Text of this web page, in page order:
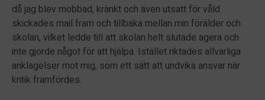
då jag blev mobbad, kränkt och även utsatt för våld
skickades mail fram och tillbaka mellan min förälder och
skolan, vilket ledde till att skolan helt slutade agera och
inte gjorde något för att hjälpa. Istället riktades allvarliga
anklagelser mot mig, som ett sätt att undvika ansvar när
kritik framfördes.